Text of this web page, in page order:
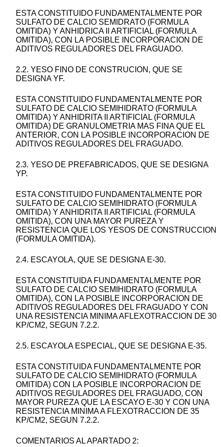
ESTA CONSTITUIDO FUNDAMENTALMENTE POR
SULFATO DE CALCIO SEMIDRATO (FORMULA
OMITIDA) Y ANHIDRICA II ARTIFICIAL (FORMULA
OMITIDA), CON LA POSIBLE INCORPORACION DE
ADITIVOS REGULADORES DEL FRAGUADO.
2.2. YESO FINO DE CONSTRUCION, QUE SE
DESIGNA YF.
ESTA CONSTITUIDO FUNDAMENTALMENTE POR
SULFATO DE CALCIO SEMIHIDRATO (FORMULA
OMITIDA) Y ANHIDRITA II ARTIFICIAL (FORMULA
OMITIDA) DE GRANULOMETRIA MAS FINA QUE EL
ANTERIOR, CON LA POSIBLE INCORPORACION DE
ADITIVOS REGULADORES DEL FRAGUADO.
2.3. YESO DE PREFABRICADOS, QUE SE DESIGNA
YP.
ESTA CONSTITUIDO FUNDAMENTALMENTE POR
SULFATO DE CALCIO SEMIHIDRATO (FORMULA
OMITIDA) Y ANHIDRITA II ARTIFICIAL (FORMULA
OMITIDA), CON UNA MAYOR PUREZA Y
RESISTENCIA QUE LOS YESOS DE CONSTRUCCION
(FORMULA OMITIDA).
2.4. ESCAYOLA, QUE SE DESIGNA E-30.
ESTA CONSTITUIDA FUNDAMENTALMENTE POR
SULFATO DE CALCIO SEMIHIDRATO (FORMULA
OMITIDA), CON LA POSIBLE INCORPORACION DE
ADITIVOS REGULADORES DEL FRAGUADO Y CON
UNA RESISTENCIA MINIMA AFLEXOTRACCION DE 30
KP/CM2, SEGUN 7.2.2.
2.5. ESCAYOLA ESPECIAL, QUE SE DESIGNA E-35.
ESTA CONSTITUIDA FUNDAMENTALMENTE POR
SULFATO DE CALCIO SEMIHIDRATO (FORMULA
OMITIDA) CON LA POSIBLE INCORPORACION DE
ADITIVOS REGULADORES DEL FRAGUADO, CON
MAYOR PUREZA QUE LA ESCAYO E-30 Y CON UNA
RESISTENCIA MINIMA A FLEXOTRACCION DE 35
KP/CM2, SEGUN 7.2.2.
COMENTARIOS AL APARTADO 2: